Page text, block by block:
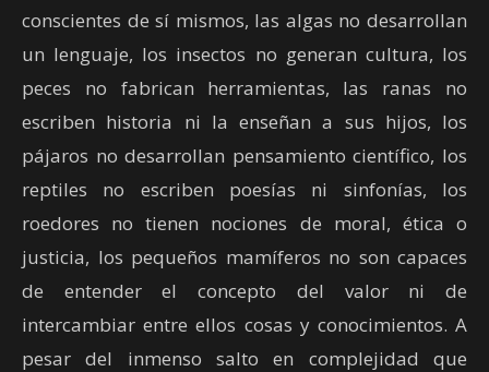
conscientes de sí mismos, las algas no desarrollan
un lenguaje, los insectos no generan cultura, los
peces no fabrican herramientas, las ranas no
escriben historia ni la enseñan a sus hijos, los
pájaros no desarrollan pensamiento científico, los
reptiles no escriben poesías ni sinfonías, los
roedores no tienen nociones de moral, ética o
justicia, los pequeños mamíferos no son capaces
de entender el concepto del valor ni de
intercambiar entre ellos cosas y conocimientos. A
pesar del inmenso salto en complejidad que